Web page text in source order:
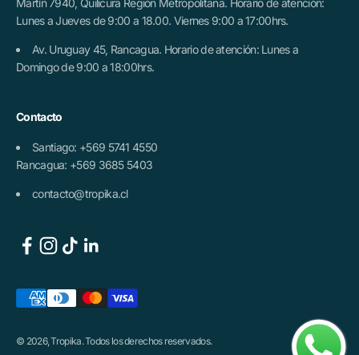
Martín 7940, Quilicura Región Metropolitana. Horario de atención:
Lunes a Jueves de 9:00 a 18.00. Viernes 9:00 a 17:00hrs.
Av. Uruguay 45, Rancagua. Horario de atención: Lunes a
Domingo de 9:00 a 18:00hrs.
Contacto
Santiago: +569 5741 4550
Rancagua: +569 3685 5403
contacto@tropika.cl
© 2026, Tropika. Todos los derechos reservados.